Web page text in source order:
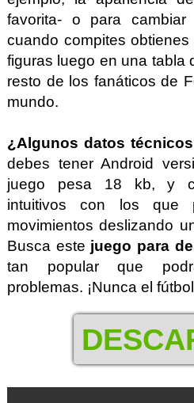
favorita- o para cambiar
cuando compites
figuras luego en una tabla
resto de los fanáticos de
mundo.
¿Algunos datos
debes tener Android
juego pesa 18 kb, y
intuitivos con los que
movimientos deslizando
Busca este juego para
tan popular que
problemas. ¡Nunca el